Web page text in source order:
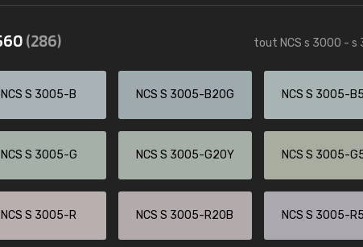
(286) tout NCS s 3000 - s
NCS S 3005-B NCS S 3005-B20G NCS S 3005-
NCS S 3005-G NCS S 3005-G20Y NCS S 3005-
NCS S 3005-R NCS S 3005-R20B NCS S 3005-